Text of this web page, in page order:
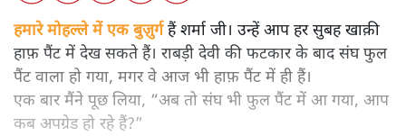
हमारे मोहल्ले में एक बुज़ुर्गहैं शर्मा जी। उन्हें आप हर सुबह खाक़ी
हाफ़ पैंट में देख सकते हैं। राबड़ी देवी की फटकार के बाद संघ फुल
पैंट वाला हो गया, मगर वे आज भी हाफ़ पैंट में ही हैं।
एक बार मैंने पूछ लिया, “अब तो संघ भी फुल पैंट में आ गया, आप
कब अपग्रेड हो रहे हैं?”